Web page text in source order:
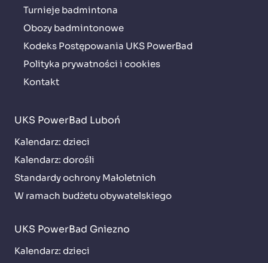
Turnieje badmintona
Obozy badmintonowe
Kodeks Postępowania UKS PowerBad
Polityka prywatności i cookies
Kontakt
UKS PowerBad Luboń
Kalendarz: dzieci
Kalendarz: dorośli
Standardy ochrony Małoletnich
W ramach budżetu obywatelskiego
UKS PowerBad Gniezno
Kalendarz: dzieci